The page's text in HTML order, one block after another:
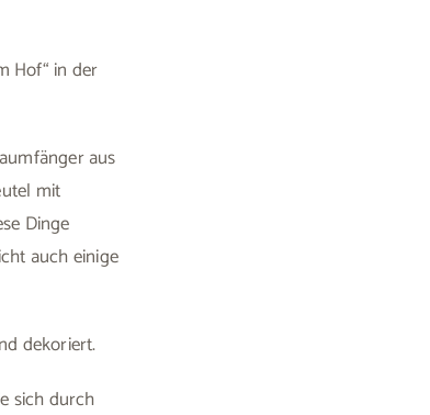
Hof“ in der
aus
mit
Dinge
auch einige
dekoriert.
sich durch